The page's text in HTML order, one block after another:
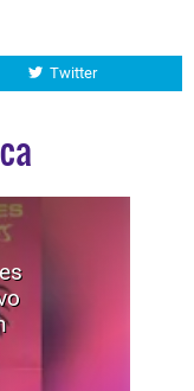
Twitter